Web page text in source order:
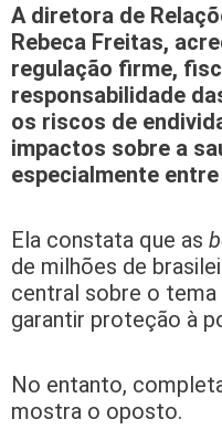
A diretora de
Rebeca Freitas,
regulação firme,
responsabilidade
os riscos de
impactos sobre a
especialmente
Ela constata que as
de milhões de
central sobre o
garantir proteção à
No entanto,
mostra o oposto.